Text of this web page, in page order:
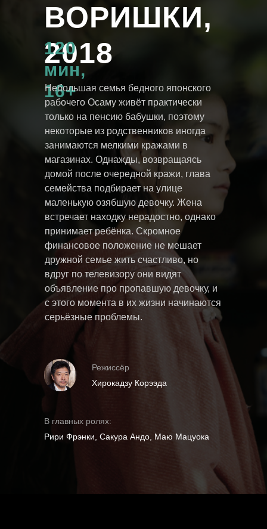
ВОРИШКИ,
2018
120
мин,
16+
В главных ролях:
Рири Фрэнки, Сакура Андо, Маю Мацуока
Режиссёр
Хирокадзу Корээда
Небольшая семья бедного японского
рабочего Осаму живёт практически
только на пенсию бабушки, поэтому
некоторые из родственников иногда
занимаются мелкими кражами в
магазинах. Однажды, возвращаясь
домой после очередной кражи, глава
семейства подбирает на улице
маленькую озябшую девочку. Жена
встречает находку нерадостно, однако
принимает ребёнка. Скромное
финансовое положение не мешает
дружной семье жить счастливо, но
вдруг по телевизору они видят
объявление про пропавшую девочку, и
с этого момента в их жизни начинаются
серьёзные проблемы.